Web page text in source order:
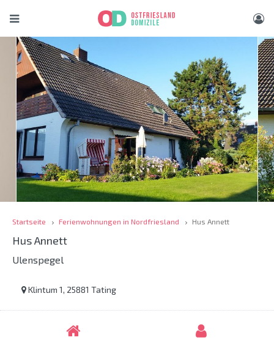
Startseite Ferienwohnungen in Nordfriesland Hus Annett
Hus Annett
Ulenspegel
Klintum 1, 25881 Tating